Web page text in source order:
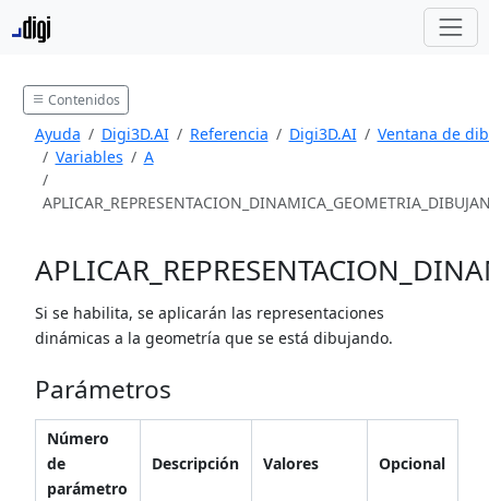
Contenidos
Ayuda Digi3D.AI Referencia Digi3D.AI
Ventana de
Variables
A
Si se habilita, se aplicarán las representaciones
dinámicas a la geometría que se está dibujando.
Parámetros
Número
de
parámetro
Descripción Valores Opcional